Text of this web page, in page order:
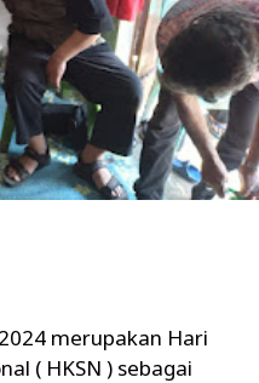
merupakan Hari
( HKSN ) sebagai